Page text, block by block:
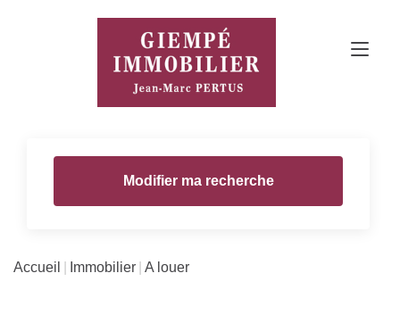
Modifier ma recherche
Accueil Immobilier A louer